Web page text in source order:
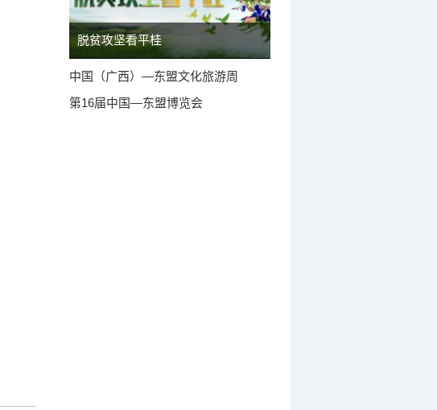
脱贫攻坚看平桂
中国（广西）—东盟文化旅游周
第16届中国—东盟博览会